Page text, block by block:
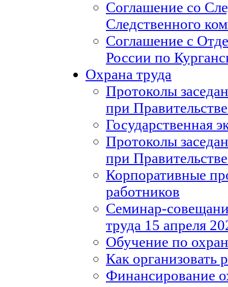
Соглашение со
Следственного
Соглашение с
России по
Охрана труда
Протоколы
при
Государственная
Протоколы
при
Корпоративные
работников
Семинар-
труда 15 апреля
Обучение по
Как организовать
Финансирование